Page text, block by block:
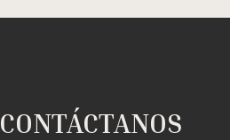
CONTÁCTANOS